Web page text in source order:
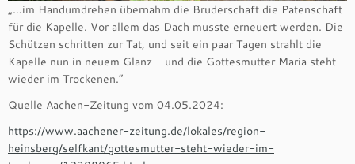
„…im Handumdrehen übernahm die Bruderschaft die Patenschaft
für die Kapelle. Vor allem das Dach musste erneuert werden. Die
Schützen schritten zur Tat, und seit ein paar Tagen strahlt die
Kapelle nun in neuem Glanz – und die Gottesmutter Maria steht
wieder im Trockenen.“
Quelle Aachen-Zeitung vom 04.05.2024:
https://www.aachener-zeitung.de/lokales/region-
heinsberg/selfkant/gottesmutter-steht-wieder-im-